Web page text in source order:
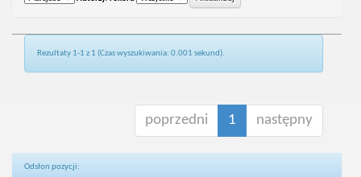
Rezultaty 1-1 z 1 (Czas wyszukiwania: 0.001 sekund).
poprzedni 1 następny
Odsłon pozycji: